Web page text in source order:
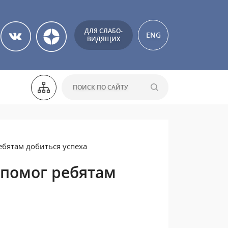
ДЛЯ СЛАБО-
ВИДЯЩИХ
ENG
добиться успеха
ребятам